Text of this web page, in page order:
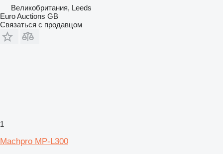
Великобритания, Leeds
Euro Auctions GB
Связаться с продавцом
1
Machpro MP-L300